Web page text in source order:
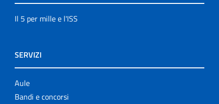
Il 5 per mille e l'ISS
SERVIZI
Aule
Bandi e concorsi